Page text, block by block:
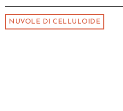
NUVOLE DI CELLULOIDE